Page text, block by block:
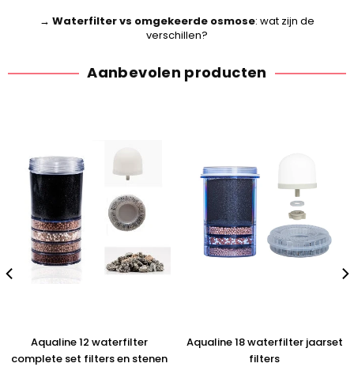
→ Waterfilter vs omgekeerde osmose: wat zijn de
verschillen?
Aanbevolen producten
Aqualine 12 waterfilter
complete set filters en stenen
Aqualine 18 waterfilter jaarset
filters